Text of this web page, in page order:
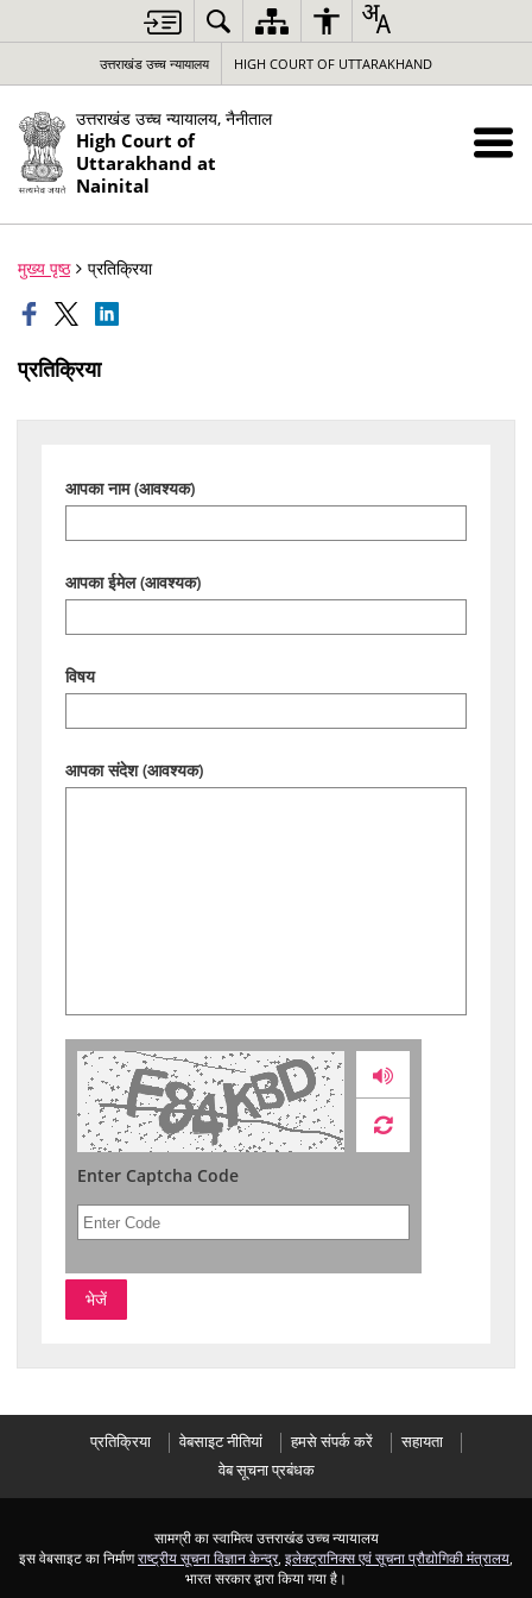
उत्तराखंड उच्च न्यायालय HIGH COURT OF UTTARAKHAND
उत्तराखंड उच्च न्यायालय, नैनीताल
High Court of
Uttarakhand at
Nainital
मुख्य पृष्ठ प्रतिक्रिया
प्रतिक्रिया
आपका नाम (आवश्यक)
आपका ईमेल (आवश्यक)
विषय
आपका संदेश (आवश्यक)
Audio
Enter Captcha Code
प्रतिक्रिया वेबसाइट नीतियां हमसे संपर्क करें
सहायता
वेब सूचना प्रबंधक
सामग्री का स्वामित्व उत्तराखंड उच्च न्यायालय
इस वेबसाइट का निर्माणराष्ट्रीय सूचना विज्ञान केन्द्र, इलेक्ट्रानिक्स एवं सूचना प्रौद्योगिकी मंत्रालय
भारत सरकार द्वारा किया गया है।